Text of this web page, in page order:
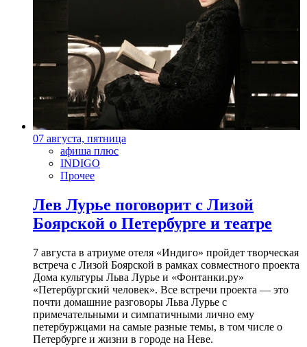
07 августа, пятница
афиша плюс
INDIGO
Прочее
Лев Лурье поговорит с Лизой
Боярской о Петербурге и театре
7 августа в атриуме отеля «Индиго» пройдет творческая
встреча с Лизой Боярской в рамках совместного проекта
Дома культуры Льва Лурье и «Фонтанки.ру»
«Петербургский человек». Все встречи проекта — это
почти домашние разговоры Льва Лурье с
примечательными и симпатичными лично ему
петербуржцами на самые разные темы, в том числе о
Петербурге и жизни в городе на Неве.